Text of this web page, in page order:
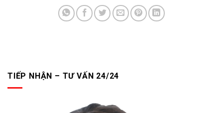
TIẾP NHẬN – TƯ VẤN 24/24